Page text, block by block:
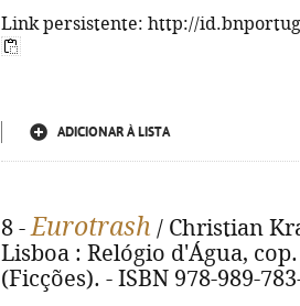
Link persistente: http://
ADICIONAR À LISTA
8 -Eurotrash / Christian
Lisboa : Relógio d'Água,
(Ficções). - ISBN 978-989-